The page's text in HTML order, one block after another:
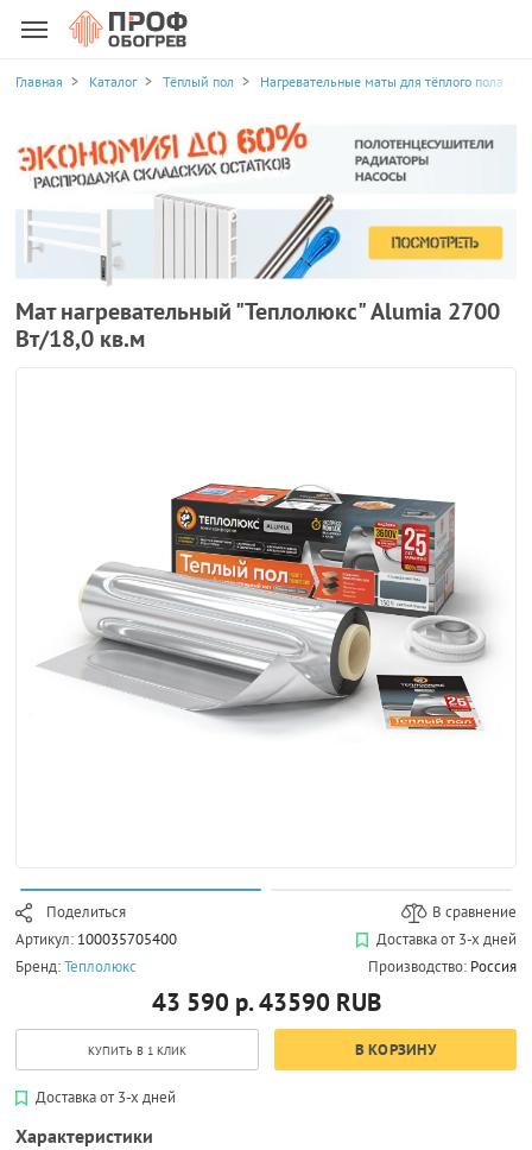
Главная Каталог Тёплый пол Нагревательные маты для тёплого пола
Мат нагревательный "Теплолюкс" Alumia 2700
Вт/18,0 кв.м
Поделиться
В сравнение
Артикул: 100035705400
Доставка от 3-х дней
Бренд:Теплолюкс Производство: Россия
43 590 р. 43590 RUB
КУПИТЬ В 1 КЛИК В КОРЗИНУ
Доставка от 3-х дней
Характеристики